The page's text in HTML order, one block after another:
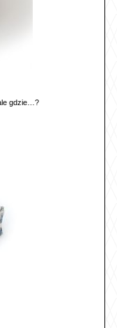
gdzie…?